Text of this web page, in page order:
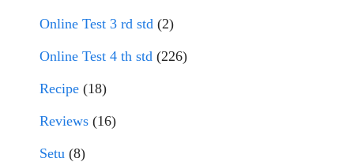
Online Test 3 rd std (2)
Online Test 4 th std (226)
Recipe (18)
Reviews (16)
Setu (8)